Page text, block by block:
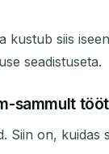
kustub siis
seadistuseta.
sammult
Siin on, kuidas